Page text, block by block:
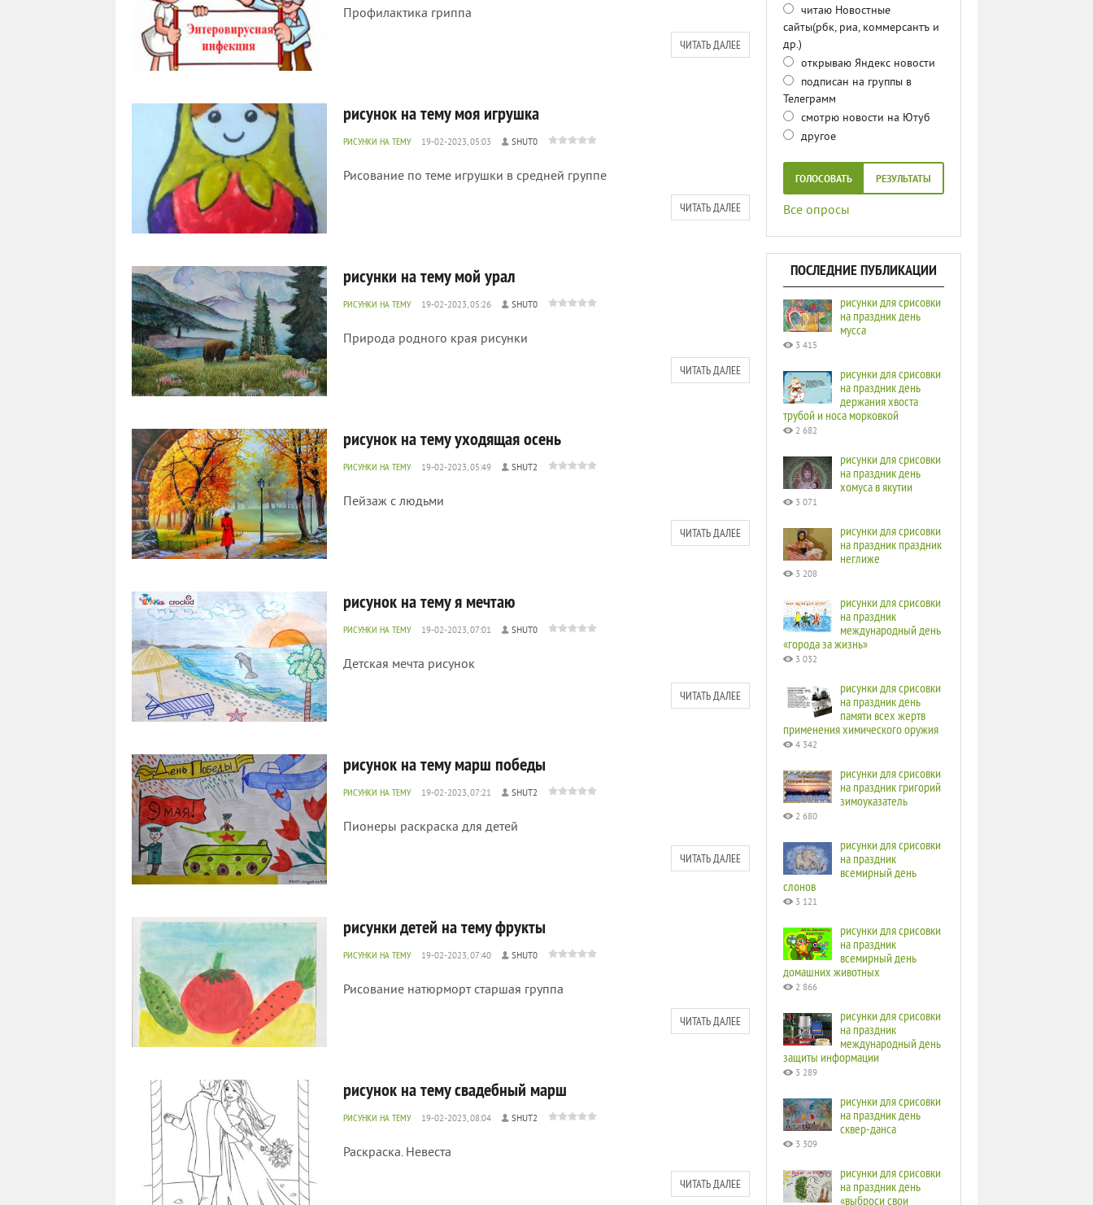
Профилактика гриппа
ЧИТАТЬ ДАЛЕЕ
рисунок на тему моя игрушка
РИСУНКИ НА ТЕМУ 19-02-2023, 05:03 SHUT0
Рисование по теме игрушки в средней группе
ЧИТАТЬ ДАЛЕЕ
рисунки на тему мой урал
РИСУНКИ НА ТЕМУ 19-02-2023, 05:26 SHUT0
Природа родного края рисунки
ЧИТАТЬ ДАЛЕЕ
рисунок на тему уходящая осень
РИСУНКИ НА ТЕМУ 19-02-2023, 05:49 SHUT2
Пейзаж с людьми
ЧИТАТЬ ДАЛЕЕ
рисунок на тему я мечтаю
РИСУНКИ НА ТЕМУ 19-02-2023, 07:01 SHUT0
Детская мечта рисунок
ЧИТАТЬ ДАЛЕЕ
рисунок на тему марш победы
РИСУНКИ НА ТЕМУ 19-02-2023, 07:21 SHUT2
Пионеры раскраска для детей
ЧИТАТЬ ДАЛЕЕ
рисунки детей на тему фрукты
РИСУНКИ НА ТЕМУ 19-02-2023, 07:40 SHUT0
Рисование натюрморт старшая группа
ЧИТАТЬ ДАЛЕЕ
рисунок на тему свадебный марш
РИСУНКИ НА ТЕМУ 19-02-2023, 08:04 SHUT2
Раскраска. Невеста
ЧИТАТЬ ДАЛЕЕ
читаю Новостные
сайты(рбк, риа, коммерсантъ и
др.)
открываю Яндекс новости
подписан на группы в
Телеграмм
смотрю новости на Ютуб
другое
ГОЛОСОВАТЬ РЕЗУЛЬТАТЫ
Все опросы
ПОСЛЕДНИЕ ПУБЛИКАЦИИ
рисунки для срисовки
на праздник день
мусса
3 415
рисунки для срисовки
на праздник день
держания хвоста
трубой и носа морковкой
2 682
рисунки для срисовки
на праздник день
хомуса в якутии
3 071
рисунки для срисовки
на праздник праздник
неглиже
3 208
рисунки для срисовки
на праздник
международный день
«города за жизнь»
3 032
рисунки для срисовки
на праздник день
памяти всех жертв
применения химического оружия
4 342
рисунки для срисовки
на праздник григорий
зимоуказатель
2 680
рисунки для срисовки
на праздник
всемирный день
слонов
3 121
рисунки для срисовки
на праздник
всемирный день
домашних животных
2 866
рисунки для срисовки
на праздник
международный день
защиты информации
3 289
рисунки для срисовки
на праздник день
сквер-данса
3 309
рисунки для срисовки
на праздник день
«выброси свои